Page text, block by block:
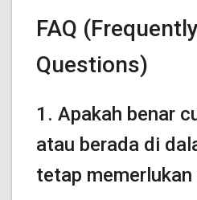
FAQ
Questions)
1. Apakah benar
atau berada di
tetap